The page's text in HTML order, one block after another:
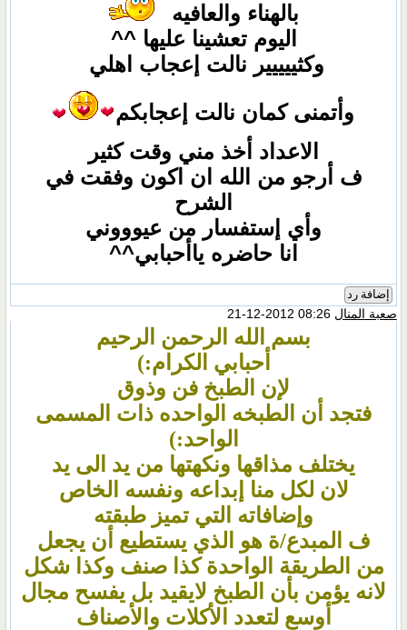
بالهناء والعافيه
اليوم تعشينا عليها ^^
وكثييييير نالت إعجاب اهلي
وأتمنى كمان نالت إعجابكم
الاعداد أخذ مني وقت كثير
ف أرجو من الله ان اكون وفقت في
الشرح
وأي إستفسار من عيوووني
انا حاضره ياأحبابي^^
إضافة رد
صعبة المنال 08:26 2012-12-21
بسم الله الرحمن الرحيم
أحبابي الكرام:)
لإن الطبخ فن وذوق
فتجد أن الطبخه الواحده ذات المسمى
الواحد:)
يختلف مذاقها ونكهتها من يد الى يد
لان لكل منا إبداعه ونفسه الخاص
وإضافاته التي تميز طبقته
ف المبدع/ة هو الذي يستطيع أن يجعل
من الطريقة الواحدة كذا صنف وكذا شكل
لانه يؤمن بأن الطبخ لايقيد بل يفسح مجال
أوسع لتعدد الأكلات والأصناف